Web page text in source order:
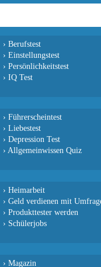
› Berufstest
› Einstellungstest
› Persönlichkeitstest
› IQ Test
› Führerscheintest
› Liebestest
› Depression Test
› Allgemeinwissen Quiz
› Heimarbeit
› Geld verdienen mit
› Produkttester werden
› Schülerjobs
› Magazin